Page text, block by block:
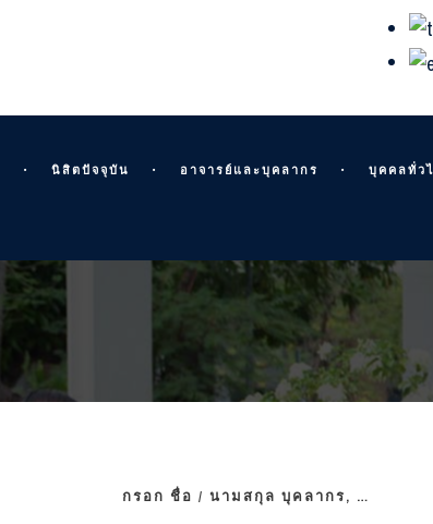
นิสิตปัจจุบัน อาจารย์และบุคลากร บุคคลทั่ว
กรอก ชื่อ / นามสกุล บุคลากร, …